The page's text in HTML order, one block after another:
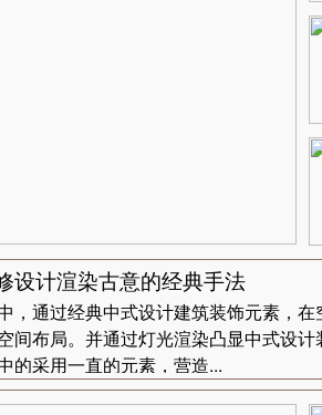
设计渲染古意的经典手法
，通过经典中式设计建筑装饰元素，在
间布局。并通过灯光渲染凸显中式设计
的采用一直的元素，营造...